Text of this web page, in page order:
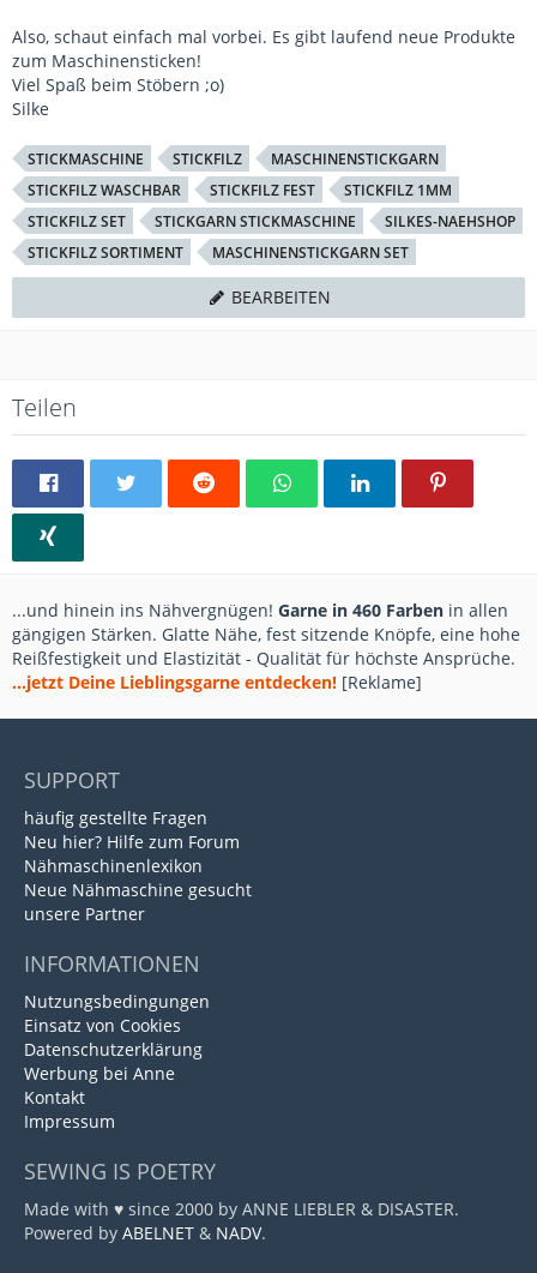
Also, schaut einfach mal vorbei. Es gibt laufend neue Produkte
zum Maschinensticken!
Viel Spaß beim Stöbern ;o)
Silke
STICKMASCHINE STICKFILZ
MASCHINENSTICKGARN
STICKFILZ WASCHBAR
STICKFILZ FEST
STICKFILZ 1MM
STICKFILZ SET
STICKGARN STICKMASCHINE
SILKES-NAEHSHOP
STICKFILZ SORTIMENT
MASCHINENSTICKGARN SET
BEARBEITEN
Teilen
...und hinein ins Nähvergnügen! Garne in 460 Farben in allen
gängigen Stärken. Glatte Nähe, fest sitzende Knöpfe, eine hohe
Reißfestigkeit und Elastizität - Qualität für höchste Ansprüche.
...jetzt Deine Lieblingsgarne entdecken! [Reklame]
SUPPORT
häufig gestellte Fragen
Neu hier? Hilfe zum Forum
Nähmaschinenlexikon
Neue Nähmaschine gesucht
unsere Partner
INFORMATIONEN
Nutzungsbedingungen
Einsatz von Cookies
Datenschutzerklärung
Werbung bei Anne
Kontakt
Impressum
SEWING IS POETRY
Made with ♥ since 2000 by ANNE LIEBLER & DISASTER.
Powered by ABELNET & NADV.